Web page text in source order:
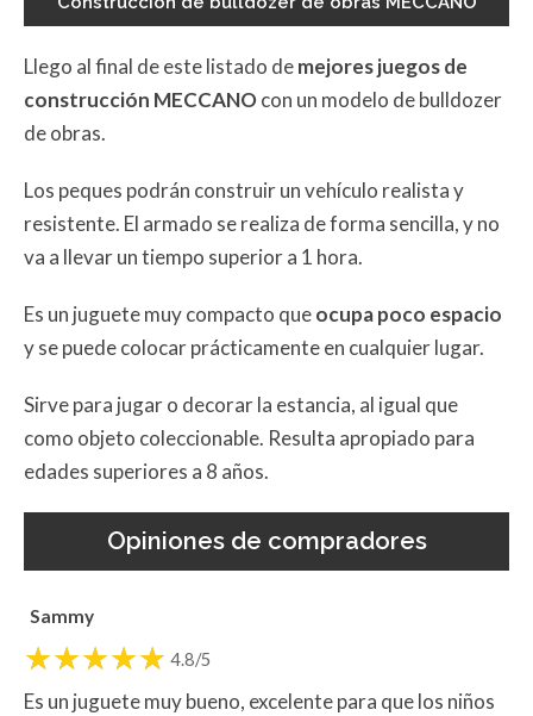
Llego al final de este listado demejores juegos de
construcción MECCANOcon un modelo de bulldozer
de obras.
Los peques podrán construir un vehículo realista y
resistente. El armado se realiza de forma sencilla, y no
va a llevar un tiempo superior a 1 hora.
Es un juguete muy compacto queocupa poco espacio
y se puede colocar prácticamente en cualquier lugar.
Sirve para jugar o decorar la estancia, al igual que
como objeto coleccionable. Resulta apropiado para
edades superiores a 8 años.
Opiniones de compradores
Sammy
4.8/5
Es un juguete muy bueno, excelente para que los niños